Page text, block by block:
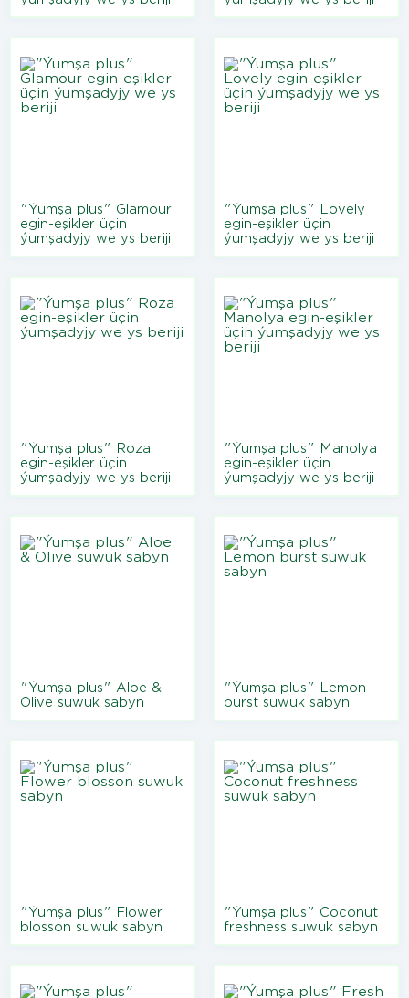
"Ýumşa plus" Glamour
egin-eşikler üçin
ýumşadyjy we ys beriji
"Ýumşa plus" Lovely
egin-eşikler üçin
ýumşadyjy we ys beriji
"Ýumşa plus" Roza
egin-eşikler üçin
ýumşadyjy we ys beriji
"Ýumşa plus" Manolya
egin-eşikler üçin
ýumşadyjy we ys beriji
"Ýumşa plus" Aloe &
Olive suwuk sabyn
"Ýumşa plus" Lemon
burst suwuk sabyn
"Ýumşa plus" Flower
blosson suwuk sabyn
"Ýumşa plus" Coconut
freshness suwuk sabyn